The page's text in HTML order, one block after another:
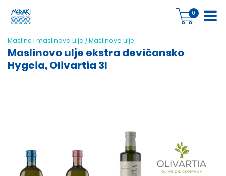
0
Masline i maslinova ulja /Maslinovo ulje
Maslinovo ulje ekstra devičansko
Hygeia, Olivartia 3l